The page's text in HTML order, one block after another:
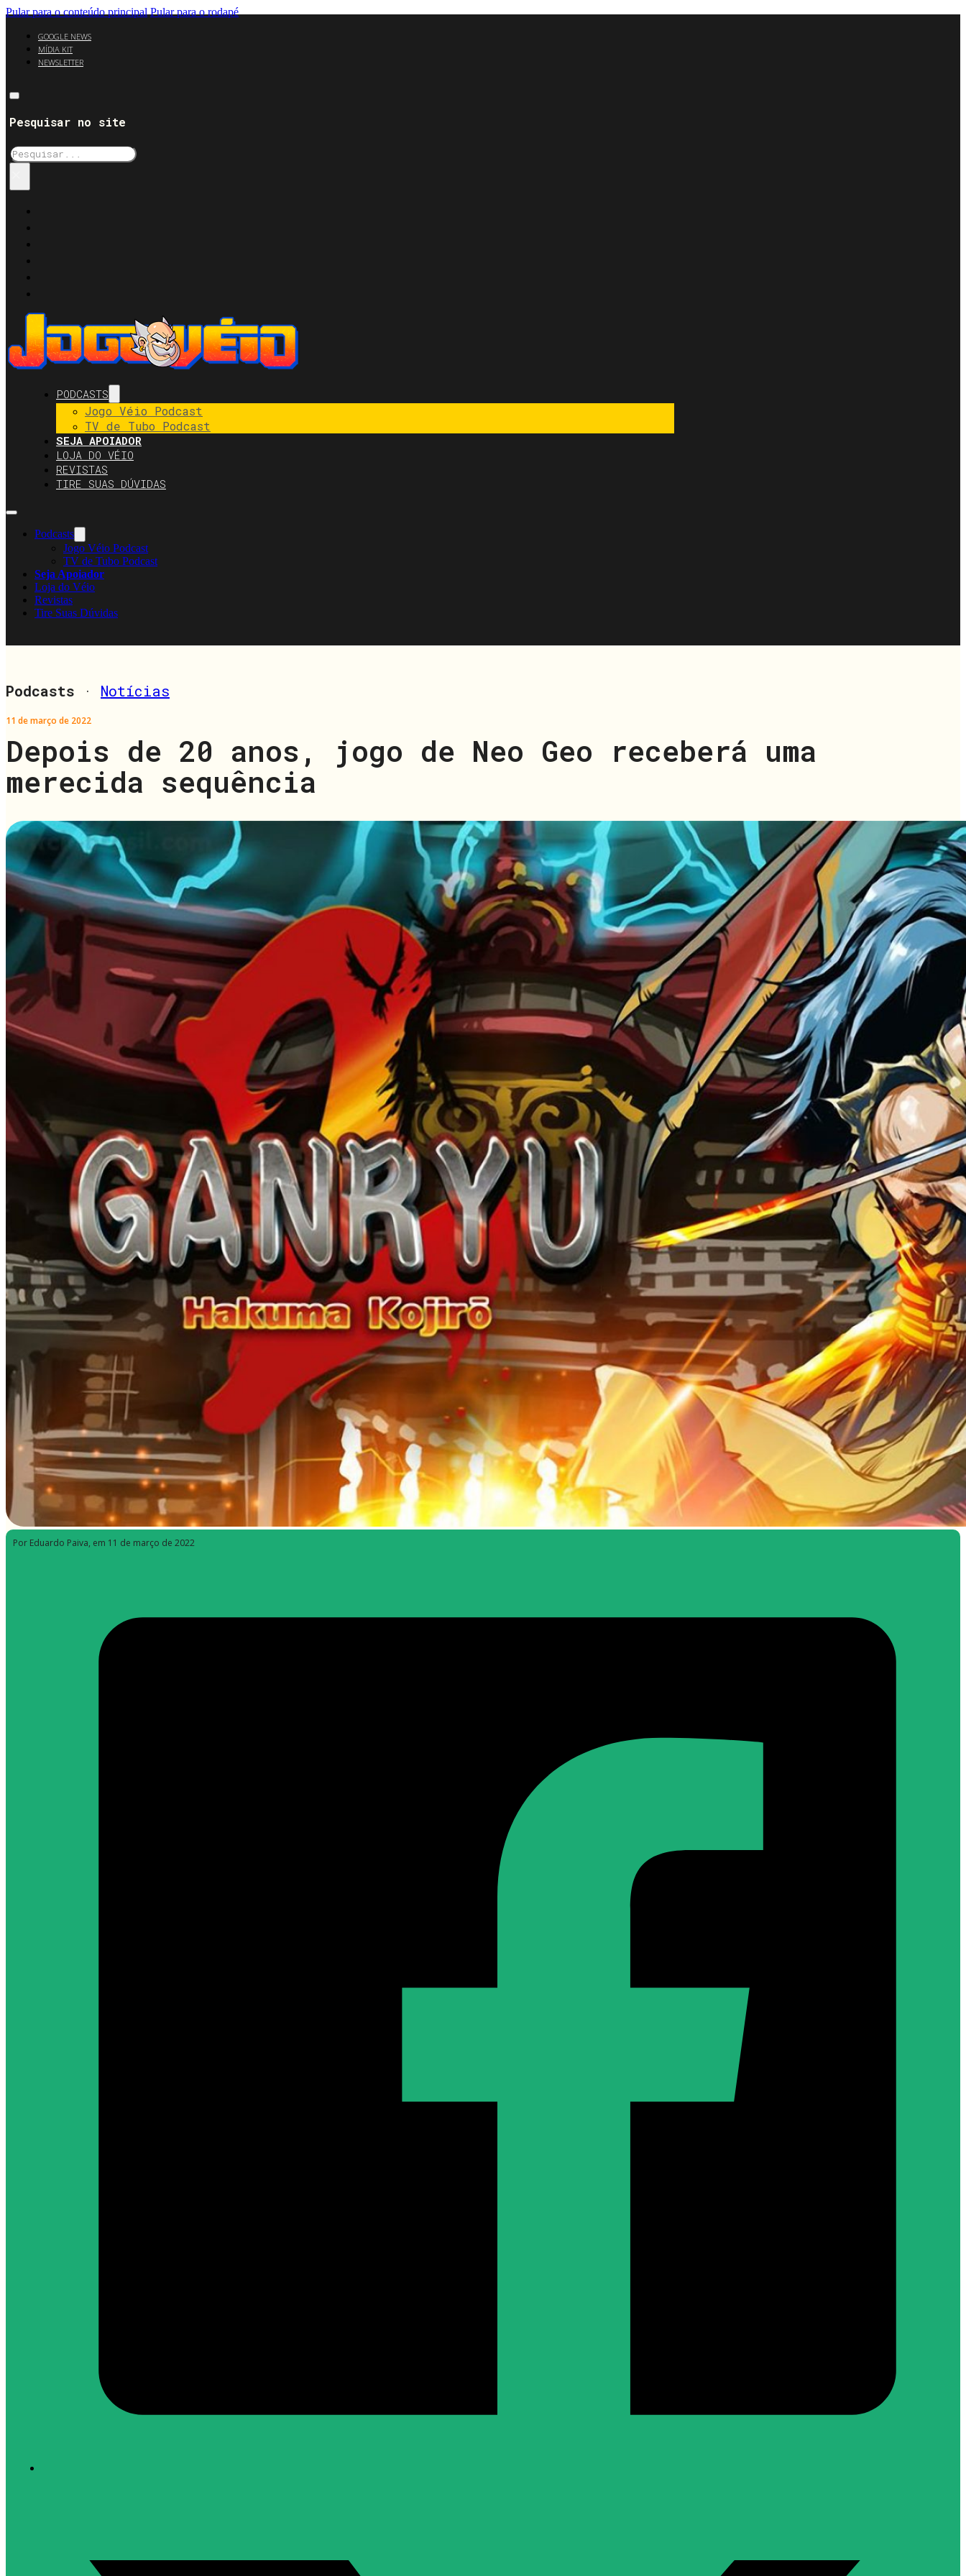
Pular para o conteúdo principal Pular para o rodapé
GOOGLE NEWS
MÍDIA KIT
NEWSLETTER
Pesquisar no site
Pesquisar
PODCASTS
Jogo Véio Podcast
TV de Tubo Podcast
SEJA APOIADOR
LOJA DO VÉIO
REVISTAS
TIRE SUAS DÚVIDAS
Podcasts
Jogo Véio Podcast
TV de Tubo Podcast
Seja Apoiador
Loja do Véio
Revistas
Tire Suas Dúvidas
Podcasts · Notícias
11 de março de 2022
Depois de 20 anos, jogo de Neo Geo receberá uma
merecida sequência
Por Eduardo Paiva, em 11 de março de 2022